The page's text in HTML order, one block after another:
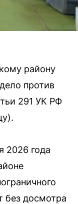
району
против
291 УК РФ
2026 года
без досмотра